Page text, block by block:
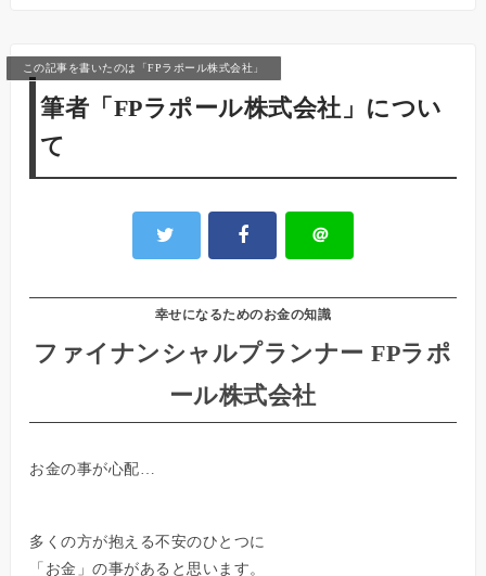
この記事を書いたのは「FPラポール株式会社」
筆者「FPラポール株式会社」につい
て
＠
幸せになるためのお金の知識
ファイナンシャルプランナー FPラポ
ール株式会社
お金の事が心配…
多くの方が抱える不安のひとつに
「お金」の事があると思います。